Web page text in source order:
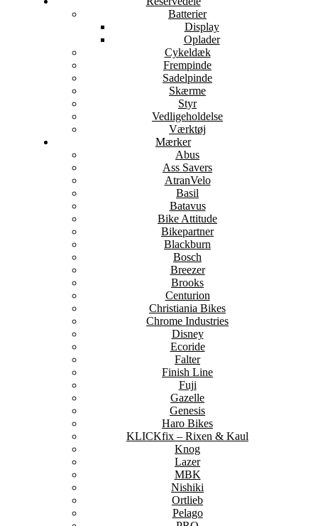
Batterier
Display
Oplader
Cykeldæk
Frempinde
Sadelpinde
Skærme
Styr
Vedligeholdelse
Værktøj
Mærker
Abus
Ass Savers
AtranVelo
Basil
Batavus
Bike Attitude
Bikepartner
Blackburn
Bosch
Breezer
Brooks
Centurion
Christiania Bikes
Chrome Industries
Disney
Ecoride
Falter
Finish Line
Fuji
Gazelle
Genesis
Haro Bikes
KLICKfix – Rixen & Kaul
Knog
Lazer
MBK
Nishiki
Ortlieb
Pelago